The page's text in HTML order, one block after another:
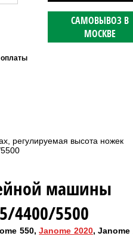
САМОВЫВОЗ В
МОСКВЕ
регулируемая высота ножек
машины
4400/5500
550,Janome 2020, Janome